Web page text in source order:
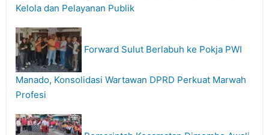
Kelola dan Pelayanan Publik
Forward Sulut Berlabuh ke Pokja PWI
Manado, Konsolidasi Wartawan DPRD Perkuat Marwah
Profesi